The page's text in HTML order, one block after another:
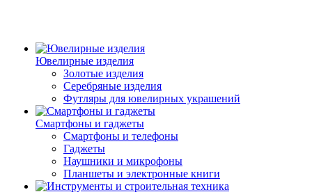
Ювелирные изделия
Золотые изделия
Серебряные изделия
Футляры для ювелирных украшений
Смартфоны и гаджеты
Смартфоны и телефоны
Гаджеты
Наушники и микрофоны
Планшеты и электронные книги